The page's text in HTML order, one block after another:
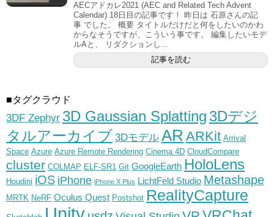
AECアドカレ2021 (AEC and Related Tech Advent
Calendar) 18日目の記事です！ 昨日は 石原さんの記
事 でした。 概要 タイトルだけだと何をしたいのかわ
からなそうですが、こういう事です。 編集したいモデ
ルAと、 リダクションし...
記事を読む
■タグクラウド
3DF Zephyr 3D Gaussian Splatting 3Dデジ
タルアーカイブ 3Dモデル AR ARKit Arrival
Space Azure Azure Remote Rendering Cinema 4D CloudCompare
cluster COLMAP ELF-SR1 Git GoogleEarth HoloLens
Houdini iOS iPhone iPhone X Plus LichtFeld Studio Metashape
MRTK NeRF Oculus Quest Postshot RealityCapture